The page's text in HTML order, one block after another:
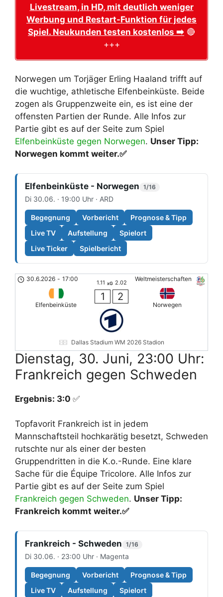
Livestream, in HD, mit deutlich weniger
Werbung und Restart-Funktion für jedes
Spiel. Neukunden testen kostenlos ➡️ 🔴
+++
Norwegen um Torjäger Erling Haaland trifft auf
die wuchtige, athletische Elfenbeinküste. Beide
zogen als Gruppenzweite ein, es ist eine der
offensten Partien der Runde. Alle Infos zur
Partie gibt es auf der Seite zum Spiel
Elfenbeinküste gegen Norwegen. Unser Tipp:
Norwegen kommt weiter.✅
Elfenbeinküste - Norwegen 1/16
Di 30.06. · 19:00 Uhr · ARD
Begegnung Vorbericht
Prognose & Tipp
Live TV
Aufstellung
Spielort
Live Ticker
Spielbericht
Weltmeisterschaften
30.6.2026 - 17:00
Elfenbeinküste
1.11 xG 2.02
1 2
Norwegen
Dallas Stadium WM 2026 Stadion
Dienstag, 30. Juni, 23:00 Uhr:
Frankreich gegen Schweden
Ergebnis: 3:0 ✅
Topfavorit Frankreich ist in jedem
Mannschaftsteil hochkarätig besetzt, Schweden
rutschte nur als einer der besten
Gruppendritten in die K.o.-Runde. Eine klare
Sache für die Équipe Tricolore. Alle Infos zur
Partie gibt es auf der Seite zum Spiel
Frankreich gegen Schweden. Unser Tipp:
Frankreich kommt weiter.✅
Frankreich - Schweden 1/16
Di 30.06. · 23:00 Uhr · Magenta
Begegnung Vorbericht
Prognose & Tipp
Live TV
Aufstellung
Spielort